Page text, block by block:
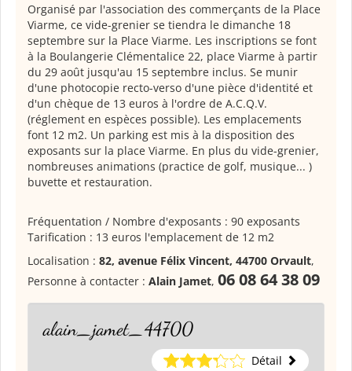
Organisé par l'association des commerçants de la Place
Viarme, ce vide-grenier se tiendra le dimanche 18
septembre sur la Place Viarme. Les inscriptions se font
à la Boulangerie Clémentalice 22, place Viarme à partir
du 29 août jusqu'au 15 septembre inclus. Se munir
d'une photocopie recto-verso d'une pièce d'identité et
d'un chèque de 13 euros à l'ordre de A.C.Q.V.
(réglement en espèces possible). Les emplacements
font 12 m2. Un parking est mis à la disposition des
exposants sur la place Viarme. En plus du vide-grenier,
nombreuses animations (practice de golf, musique... )
buvette et restauration.
Fréquentation / Nombre d'exposants : 90 exposants
Tarification : 13 euros l'emplacement de 12 m2
Localisation : 82, avenue Félix Vincent, 44700 Orvault,
Personne à contacter : Alain Jamet, 06 08 64 38 09
alain_jamet_44700
Détail